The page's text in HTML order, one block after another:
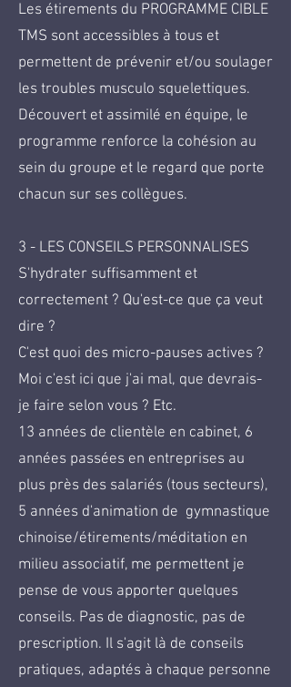
Les étirements du PROGRAMME CIBLE
TMS sont accessibles à tous et
permettent de prévenir et/ou soulager
les troubles musculo squelettiques.
Découvert et assimilé en équipe, le
programme renforce la cohésion au
sein du groupe et le regard que porte
chacun sur ses collègues.
3 - LES CONSEILS PERSONNALISES
S'hydrater suffisamment et
correctement ? Qu'est-ce que ça veut
dire ?
C'est quoi des micro-pauses actives ?
Moi c'est ici que j'ai mal, que devrais-
je faire selon vous ? Etc.
13 années de clientèle en cabinet, 6
années passées en entreprises au
plus près des salariés (tous secteurs),
5 années d'animation de gymnastique
chinoise/étirements/méditation en
milieu associatif, me permettent je
pense de vous apporter quelques
conseils. Pas de diagnostic, pas de
prescription. Il s'agit là de conseils
pratiques, adaptés à chaque personne